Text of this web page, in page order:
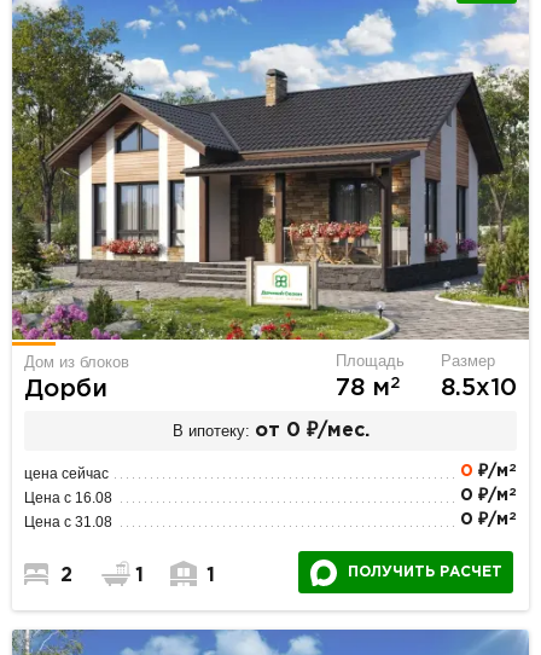
Дом из блоков
Дорби
Площадь
78 м2
Размер
8.5х10
В ипотеку: от 0 ₽/мес.
цена сейчас 0 ₽/м 2
Цена с 16.08 0 ₽/м 2
Цена с 31.08 0 ₽/м 2
2 1 1 ПОЛУЧИТЬ РАСЧЕТ